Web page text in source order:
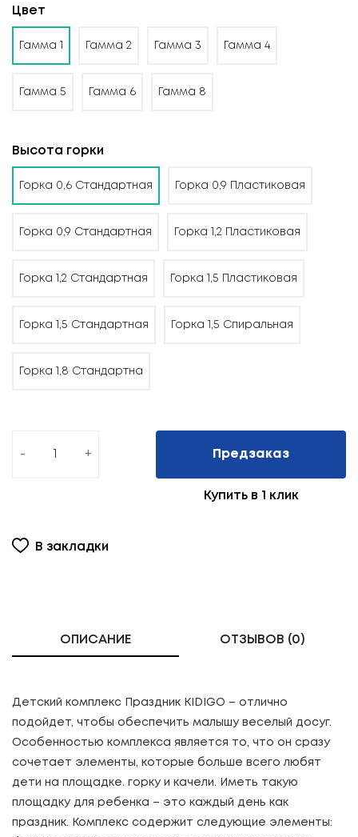
Цвет
Гамма 1 Гамма 2 Гамма 3 Гамма 4
Гамма 5 Гамма 6 Гамма 8
Высота горки
Горка 0,6 Стандартная Горка 0,9 Пластиковая
Горка 0,9 Стандартная Горка 1,2 Пластиковая
Горка 1,2 Стандартная Горка 1,5 Пластиковая
Горка 1,5 Стандартная Горка 1,5 Спиральная
Горка 1,8 Стандартна
- + Предзаказ
Купить в 1 клик
В закладки
ОПИСАНИЕ ОТЗЫВОВ (0)
Детский комплекс Праздник KIDIGO – отлично
подойдет, чтобы обеспечить малышу веселый досуг.
Особенностью комплекса является то, что он сразу
сочетает элементы, которые больше всего любят
дети на площадке. горку и качели. Иметь такую ​​
площадку для ребенка – это каждый день как
праздник. Комплекс содержит следующие элементы: